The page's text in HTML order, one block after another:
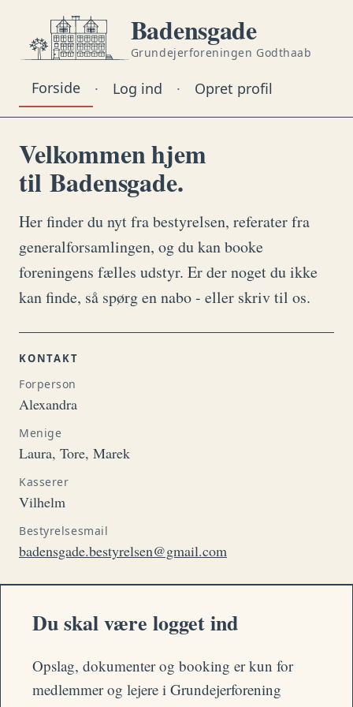
Badensgade
Grundejerforeningen Godthaab
Forside · Log ind · Opret profil
Velkommen hjem
til Badensgade.
Her finder du nyt fra bestyrelsen, referater fra
generalforsamlingen, og du kan booke
foreningens fælles udstyr. Er der noget du ikke
kan finde, så spørg en nabo - eller skriv til os.
KONTAKT
Forperson
Alexandra
Menige
Laura, Tore, Marek
Kasserer
Vilhelm
Bestyrelsesmail
badensgade.bestyrelsen@gmail.com
Du skal være logget ind
Opslag, dokumenter og booking er kun for
medlemmer og lejere i Grundejerforening